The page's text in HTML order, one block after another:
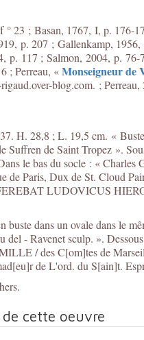
23 ; Basan, 1767, I, p. 176-
p. 207 ; Gallenkamp,
p. 117 ; Salmon, 2004, p.
; Perreau, «Monseigneur de
blog.com. ; Perreau,
H. 28,8 ; L. 19,5 cm. «
Suffren de Saint Tropez ».
le bas du socle : « Charles
de Paris, Dux de St. Cloud
LUDOVICUS
dans un ovale dans le
del - Ravenet sculp. ».
/ des C[om]tes de
de L'ord. du S[ain]t.
cette oeuvre